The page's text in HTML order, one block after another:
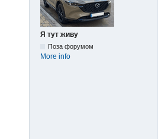
Я тут живу
Поза форумом
More info